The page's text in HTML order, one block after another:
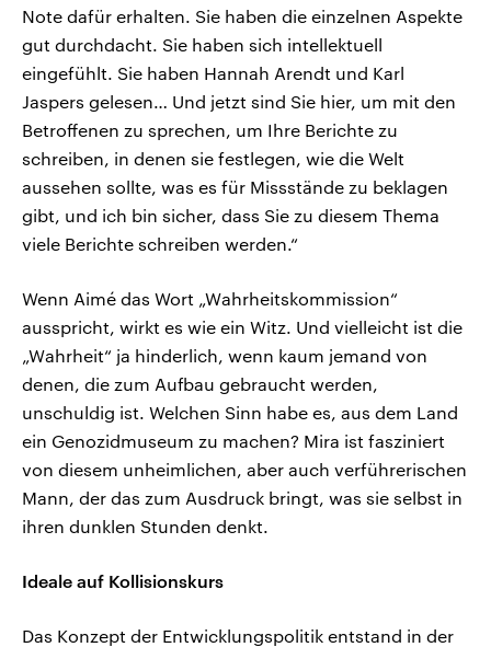
Note dafür erhalten. Sie haben die einzelnen Aspekte
gut durchdacht. Sie haben sich intellektuell
eingefühlt. Sie haben Hannah Arendt und Karl
Jaspers gelesen… Und jetzt sind Sie hier, um mit den
Betroffenen zu sprechen, um Ihre Berichte zu
schreiben, in denen sie festlegen, wie die Welt
aussehen sollte, was es für Missstände zu beklagen
gibt, und ich bin sicher, dass Sie zu diesem Thema
viele Berichte schreiben werden.“
Wenn Aimé das Wort „Wahrheitskommission“
ausspricht, wirkt es wie ein Witz. Und vielleicht ist die
„Wahrheit“ ja hinderlich, wenn kaum jemand von
denen, die zum Aufbau gebraucht werden,
unschuldig ist. Welchen Sinn habe es, aus dem Land
ein Genozidmuseum zu machen? Mira ist fasziniert
von diesem unheimlichen, aber auch verführerischen
Mann, der das zum Ausdruck bringt, was sie selbst in
ihren dunklen Stunden denkt.
Ideale auf Kollisionskurs
Das Konzept der Entwicklungspolitik entstand in der